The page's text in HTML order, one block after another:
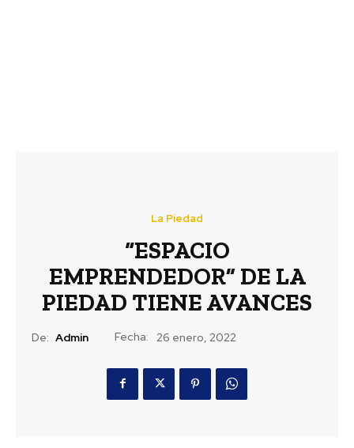
La Piedad
“ESPACIO
EMPRENDEDOR” DE LA
PIEDAD TIENE AVANCES
De: Admin Fecha: 26 enero, 2022